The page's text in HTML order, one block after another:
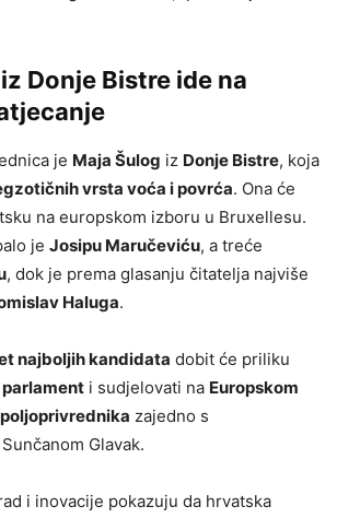
Donje Bistre ide na
je Maja Šulog iz Donje Bistre, koja
vrsta voća i povrća. Ona će
na europskom izboru u Bruxellesu.
je Josipu Maručeviću, a treće
, dok je prema glasanju čitatelja najviše
Haluga.
najboljih kandidata dobit će priliku
parlament i sudjelovati na Europskom
zajedno s
Glavak.
i inovacije pokazuju da hrvatska